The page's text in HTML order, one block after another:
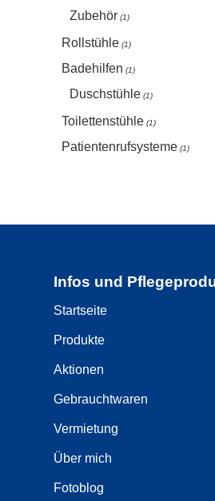
Zubehör (1)
Rollstühle (1)
Badehilfen (1)
Duschstühle (1)
Toilettenstühle (1)
Patientenrufsysteme (1)
Infos und
Startseite
Produkte
Aktionen
Gebrauchtwaren
Vermietung
Über mich
Fotoblog